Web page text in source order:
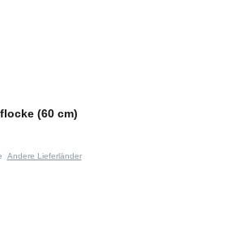
(60 cm)
Andere Lieferländer